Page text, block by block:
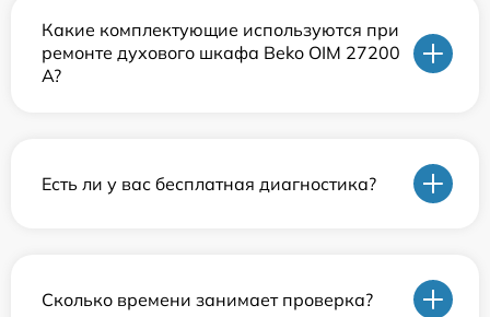
Какие комплектующие используются при
ремонте духового шкафа Beko OIM 27200
A?
Есть ли у вас бесплатная диагностика?
Сколько времени занимает проверка?